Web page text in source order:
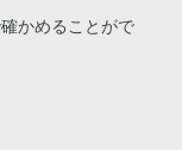
かめることがで